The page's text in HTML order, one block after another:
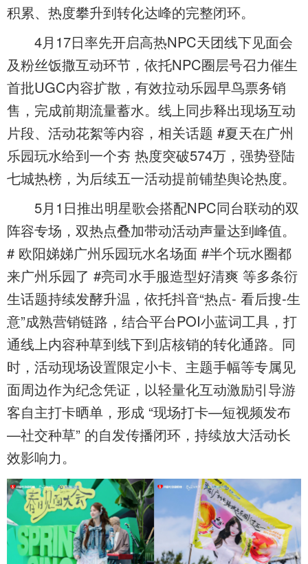
积累、热度攀升到转化达峰的完整闭环。
4月17日率先开启高热NPC天团线下见面会
及粉丝饭撒互动环节，依托NPC圈层号召力催生
首批UGC内容扩散，有效拉动乐园早鸟票务销
售，完成前期流量蓄水。线上同步释出现场互动
片段、活动花絮等内容，相关话题 #夏天在广州
乐园玩水给到一个夯 热度突破574万，强势登陆
七城热榜，为后续五一活动提前铺垫舆论热度。
5月1日推出明星歌会搭配NPC同台联动的双
阵容专场，双热点叠加带动活动声量达到峰值。
# 欧阳娣娣广州乐园玩水名场面 #半个玩水圈都
来广州乐园了 #亮司水手服造型好清爽 等多条衍
生话题持续发酵升温，依托抖音“热点- 看后搜-生
意”成熟营销链路，结合平台POI小蓝词工具，打
通线上内容种草到线下到店核销的转化通路。同
时，活动现场设置限定小卡、主题手幅等专属见
面周边作为纪念凭证，以轻量化互动激励引导游
客自主打卡晒单，形成 “现场打卡—短视频发布
—社交种草” 的自发传播闭环，持续放大活动长
效影响力。